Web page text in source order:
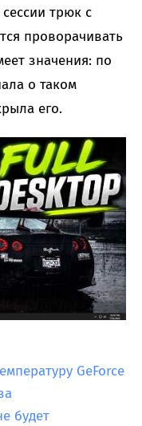
трюк с
проворачивать
значения: по
о таком
его.
GeForce
будет